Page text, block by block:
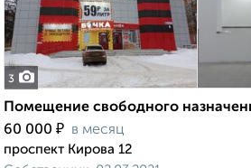
3
Помещение свободного
60 000 ₽ в месяц
проспект Кирова 12